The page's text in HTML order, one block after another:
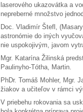
laserového ukazovátka a
nepreberné množstvo
Doc. Vladimír Štefl,
astronómie do iných
nie uspokojivým, javom
Mgr. Katarína Žilinská
Paulinyho-Tótha, Martin.
PhDr. Tomáš Mohler, Mgr.
žiakov a učiteľov v rámci
V priebehu rokovania sa